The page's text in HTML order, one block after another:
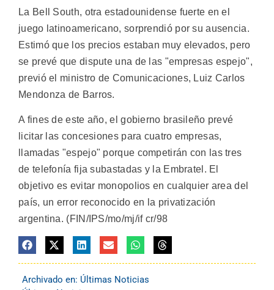
La Bell South, otra estadounidense fuerte en el
juego latinoamericano, sorprendió por su ausencia.
Estimó que los precios estaban muy elevados, pero
se prevé que dispute una de las "empresas espejo",
previó el ministro de Comunicaciones, Luiz Carlos
Mendonza de Barros.
A fines de este año, el gobierno brasileño prevé
licitar las concesiones para cuatro empresas,
llamadas "espejo" porque competirán con las tres
de telefonía fija subastadas y la Embratel. El
objetivo es evitar monopolios en cualquier area del
país, un error reconocido en la privatización
argentina. (FIN/IPS/mo/mj/if cr/98
Archivado en: Últimas Noticias